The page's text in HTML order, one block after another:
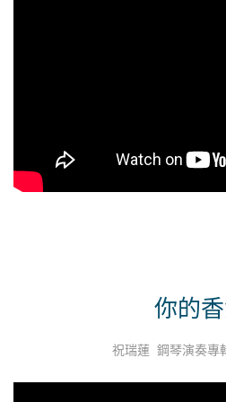
你的
祝瑞蓮 鋼琴演奏專